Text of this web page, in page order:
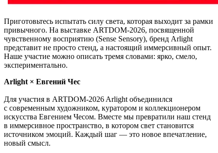
Приготовьтесь испытать силу света, которая выходит за рамки
привычного. На выставке ARTDOM-2026, посвященной
чувственному восприятию (Sense Sensory), бренд Arlight
представит не просто стенд, а настоящий иммерсивный опыт.
Наше участие можно описать тремя словами: ярко, смело,
экспериментально.
Arlight × Евгений Чес
Для участия в ARTDOM-2026 Arlight объединился
с современным художником, куратором и коллекционером
искусства Евгением Чесом. Вместе мы превратили наш стенд
в иммерсивное пространство, в котором свет становится
источником эмоций. Каждый шаг — это новое впечатление,
новый смысл.